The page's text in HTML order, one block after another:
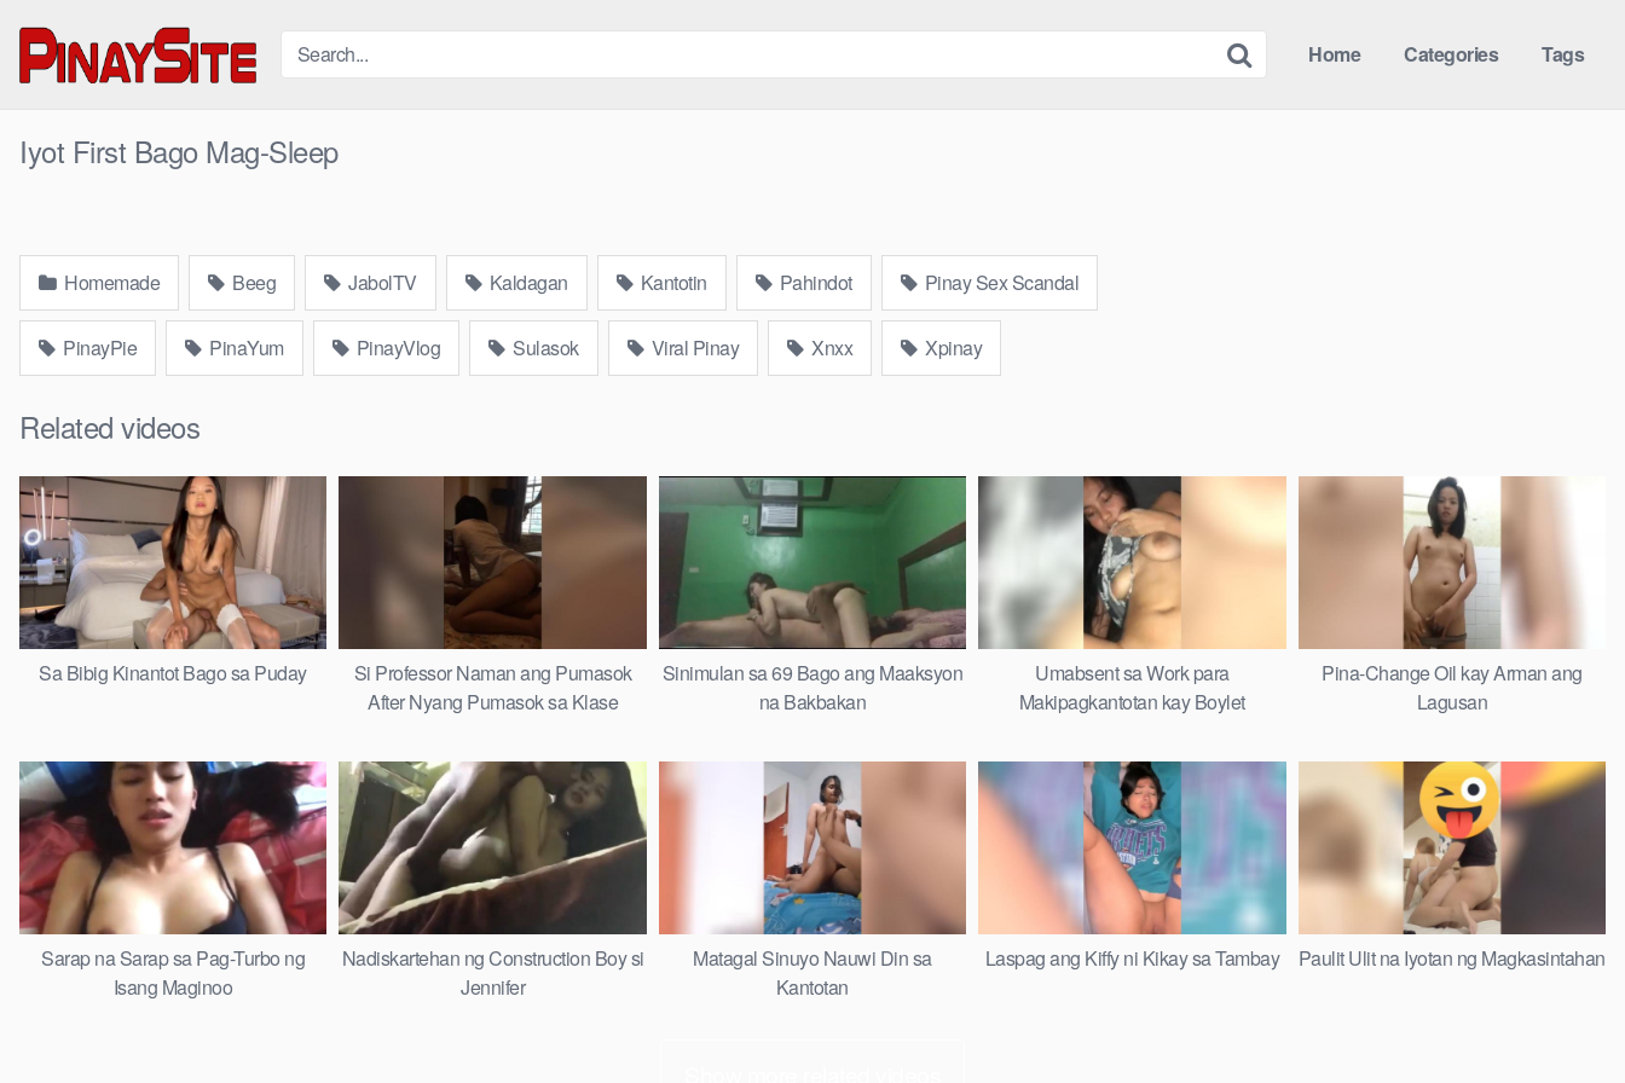
content
Home Categories Tags
Iyot First Bago Mag-Sleep
Homemade Beeg JabolTV Kaldagan Kantotin Pahindot Pinay Sex Scandal
PinayPie PinaYum PinayVlog Sulasok Viral Pinay Xnxx Xpinay
Related videos
Sa Bibig Kinantot Bago sa Puday
Si Professor Naman ang Pumasok
After Nyang Pumasok sa Klase
Sinimulan sa 69 Bago ang Maaksyon
na Bakbakan
Umabsent sa Work para
Makipagkantotan kay Boylet
Pina-Change Oil kay Arman ang
Lagusan
Sarap na Sarap sa Pag-Turbo ng
Isang Maginoo
Nadiskartehan ng Construction Boy si
Jennifer
Matagal Sinuyo Nauwi Din sa
Kantotan
Laspag ang Kiffy ni Kikay sa Tambay Paulit Ulit na Iyotan ng Magkasintahan